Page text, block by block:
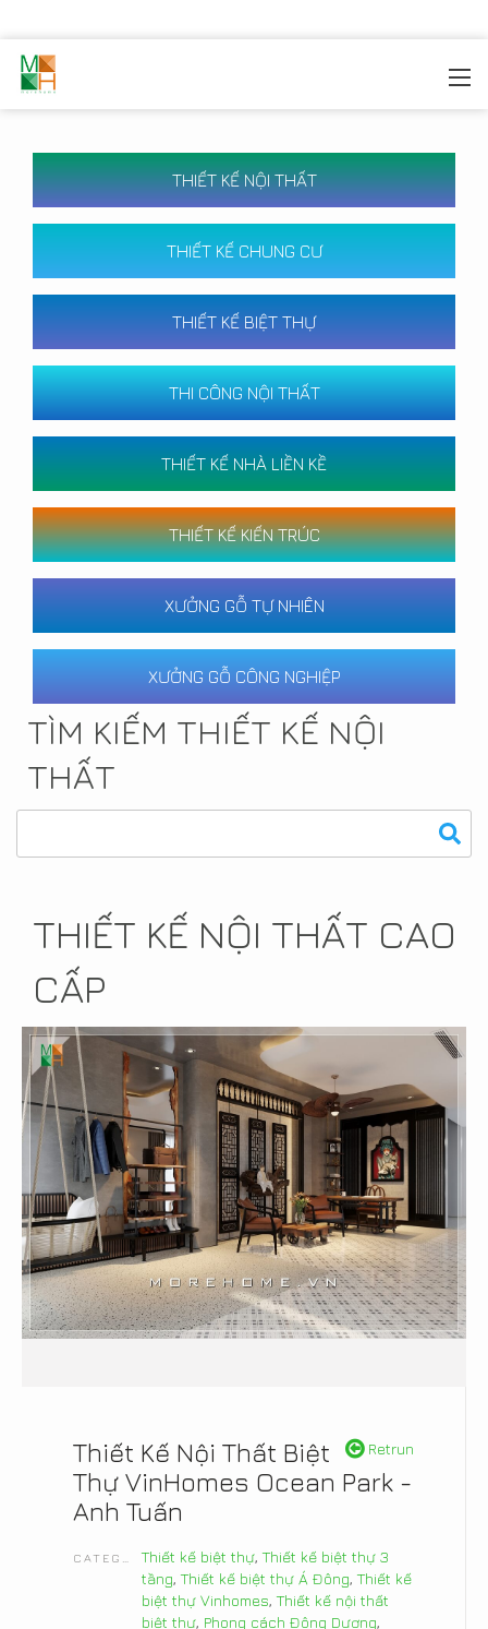
THIẾT KẾ NỘI THẤT
THIẾT KẾ CHUNG CƯ
THIẾT KẾ BIỆT THỰ
THI CÔNG NỘI THẤT
THIẾT KẾ NHÀ LIỀN KỀ
THIẾT KẾ KIẾN TRÚC
XƯỞNG GỖ TỰ NHIÊN
XƯỞNG GỖ CÔNG NGHIỆP
TÌM KIẾM THIẾT KẾ NỘI
THẤT
THIẾT KẾ NỘI THẤT CAO
CẤP
Retrun
Thiết Kế Nội Thất Biệt
Thự VinHomes Ocean Park -
Anh Tuấn
Thiết kế biệt thự, Thiết kế biệt thự 3
tầng, Thiết kế biệt thự Á Đông, Thiết kế
biệt thự Vinhomes, Thiết kế nội thất
biệt thự, Phong cách Đông Dương,